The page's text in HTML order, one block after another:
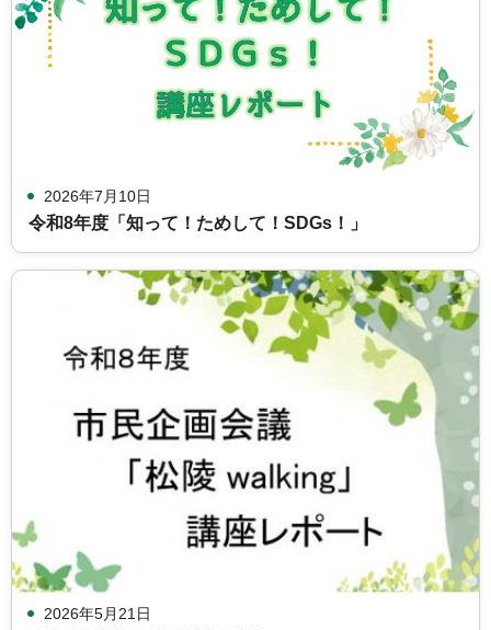
2026年7月10日
令和8年度「知って！ためして！SDGs！」
2026年5月21日